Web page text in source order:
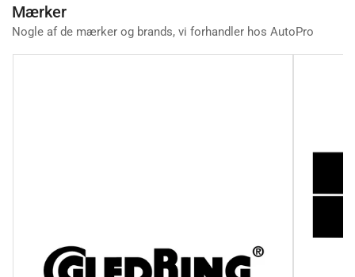
Mærker
Nogle af de mærker og brands, vi forhandler hos AutoPro